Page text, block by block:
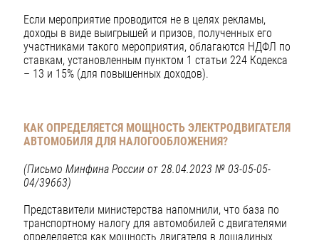
Если мероприятие проводится не в целях рекламы,
доходы в виде выигрышей и призов, полученных его
участниками такого мероприятия, облагаются НДФЛ по
ставкам, установленным пунктом 1 статьи 224 Кодекса
– 13 и 15% (для повышенных доходов).
КАК ОПРЕДЕЛЯЕТСЯ МОЩНОСТЬ ЭЛЕКТРОДВИГАТЕЛЯ
АВТОМОБИЛЯ ДЛЯ НАЛОГООБЛОЖЕНИЯ?
(Письмо Минфина России от 28.04.2023 № 03-05-05-
04/39663)
Представители министерства напомнили, что база по
транспортному налогу для автомобилей с двигателями
определяется как мощность двигателя в лошадиных